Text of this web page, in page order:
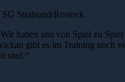
Stralsund/Rostock.
haben uns von Spiel zu
gibt es im Training
sind.“